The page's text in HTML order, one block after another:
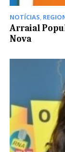
NOTÍCIAS,
Arraial
Nova